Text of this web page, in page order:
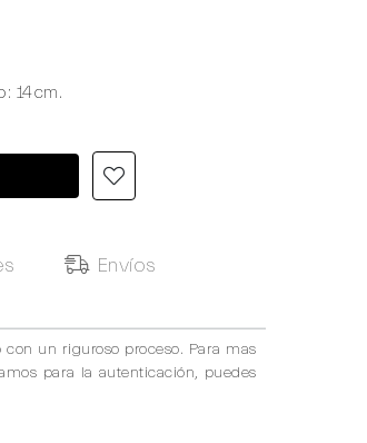
14cm.
Envíos
un riguroso proceso. Para mas
para la autenticación, puedes